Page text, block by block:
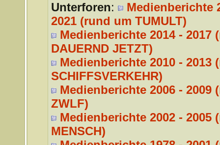
Unterforen:
Medienberichte
2021 (rund um TUMULT)
Medienberichte 2014 - 2017
DAUERND JETZT)
Medienberichte 2010 - 2013
SCHIFFSVERKEHR)
Medienberichte 2006 - 2009
ZWLF)
Medienberichte 2002 - 2005
MENSCH)